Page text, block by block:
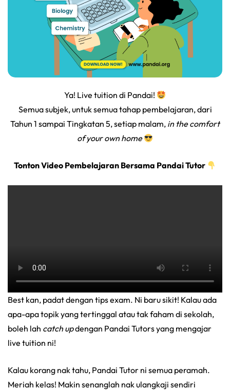
Ya! Live tuition di Pandai!
Semua subjek, untuk semua tahap pembelajaran, dari
Tahun 1 sampai Tingkatan 5, setiap malam, in the comfort
of your own home
Tonton Video Pembelajaran Bersama Pandai Tutor
Best kan, padat dengan tips exam. Ni baru sikit! Kalau ada
apa-apa topik yang tertinggal atau tak faham di sekolah,
boleh lah catch updengan Pandai Tutors yang mengajar
live tuition ni!
Kalau korang nak tahu, Pandai Tutor ni semua peramah.
Meriah kelas! Makin senanglah nak ulangkaji sendiri